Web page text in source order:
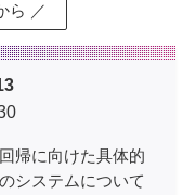
ら ／
帰に向けた具体的
システムについて